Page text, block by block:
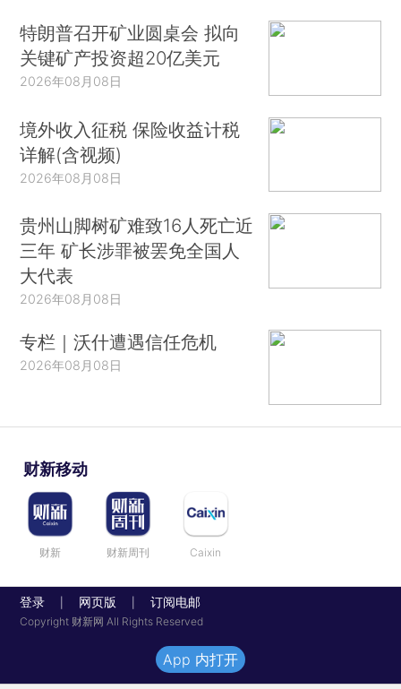
特朗普召开矿业圆桌会 拟向
关键矿产投资超20亿美元
2026年08月08日
境外收入征税 保险收益计税
详解(含视频)
2026年08月08日
贵州山脚树矿难致16人死亡近
三年 矿长涉罪被罢免全国人
大代表
2026年08月08日
专栏｜沃什遭遇信任危机
2026年08月08日
财新移动
财新 财新周刊 Caixin
登录 网页版 订阅电邮
Copyright 财新网 All Rights Reserved
App 内打开